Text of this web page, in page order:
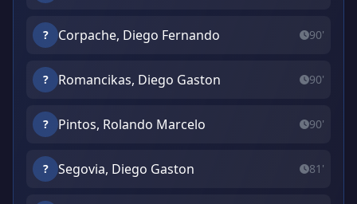
? Corpache, Diego Fernando 90'
? Romancikas, Diego Gaston 90'
? Pintos, Rolando Marcelo 90'
? Segovia, Diego Gaston 81'